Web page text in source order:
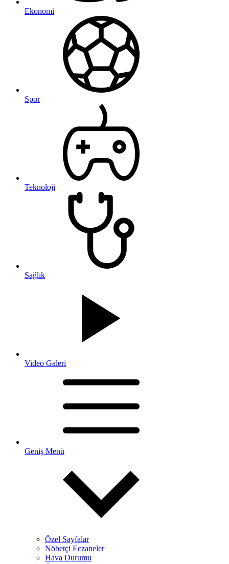
Ekonomi
Spor
Teknoloji
Sağlık
Video Galeri
Geniş Menü
Özel Sayfalar
Nöbetçi Eczaneler
Hava Durumu